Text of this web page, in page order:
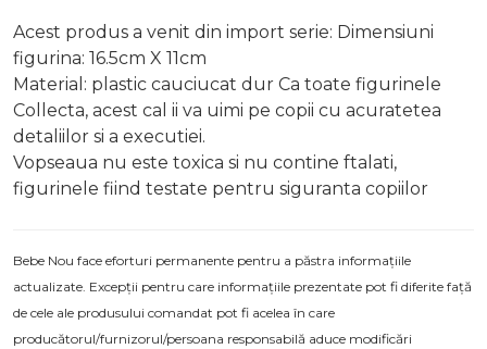
Acest produs a venit din import serie: Dimensiuni
figurina: 16.5cm X 11cm
Material: plastic cauciucat dur Ca toate figurinele
Collecta, acest cal ii va uimi pe copii cu acuratetea
detaliilor si a executiei.
Vopseaua nu este toxica si nu contine ftalati,
figurinele fiind testate pentru siguranta copiilor
Bebe Nou face eforturi permanente pentru a păstra informațiile
actualizate. Excepții pentru care informațiile prezentate pot fi diferite față
de cele ale produsului comandat pot fi acelea în care
producătorul/furnizorul/persoana responsabilă aduce modificări